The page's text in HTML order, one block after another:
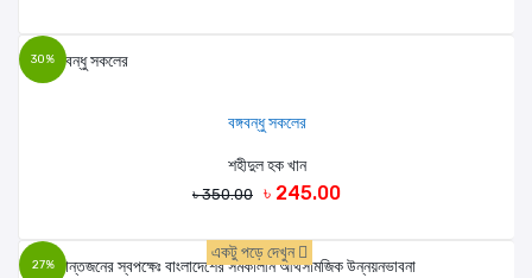
30%
বঙ্গবন্ধু সকলের
শহীদুল হক খান
৳ 350.00 ৳ 245.00
27%
একটু পড়ে দেখুন